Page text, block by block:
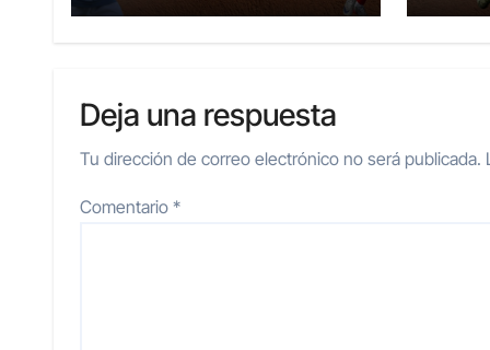
Deja una respuesta
Tu dirección de correo electrónico no será publicada.
Comentario *